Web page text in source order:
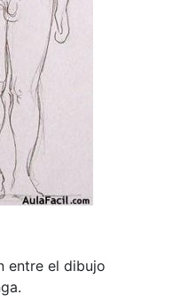
entre el dibujo